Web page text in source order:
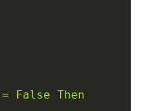
= False Then